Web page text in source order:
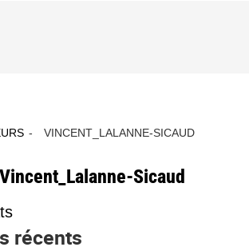
VINCENT_LALANNE-SICAUD
Vincent_Lalanne-Sicaud
récents